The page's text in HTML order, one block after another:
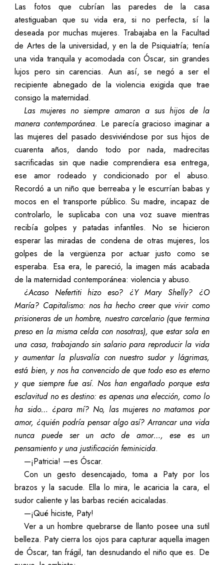
Las fotos que cubrían las paredes de la casa
atestiguaban que su vida era, si no perfecta, sí la
deseada por muchas mujeres. Trabajaba en la Facultad
de Artes de la universidad, y en la de Psiquiatría; tenía
una vida tranquila y acomodada con Óscar, sin grandes
lujos pero sin carencias. Aun así, se negó a ser el
recipiente abnegado de la violencia exigida que trae
consigo la maternidad.
Las mujeres no siempre amaron a sus hijos de la
manera contemporánea. Le parecía gracioso imaginar a
las mujeres del pasado desviviéndose por sus hijos de
cuarenta años, dando todo por nada, madrecitas
sacrificadas sin que nadie comprendiera esa entrega,
ese amor rodeado y condicionado por el abuso.
Recordó a un niño que berreaba y le escurrían babas y
mocos en el transporte público. Su madre, incapaz de
controlarlo, le suplicaba con una voz suave mientras
recibía golpes y patadas infantiles. No se hicieron
esperar las miradas de condena de otras mujeres, los
golpes de la vergüenza por actuar justo como se
esperaba. Esa era, le pareció, la imagen más acabada
de la maternidad contemporánea: violencia y abuso.
¿Acaso Nefertiti hizo eso? ¿Y Mary Shelly? ¿O
María? Capitalismo: nos ha hecho creer que vivir como
prisioneras de un hombre, nuestro carcelario (que termina
preso en la misma celda con nosotras), que estar sola en
una casa, trabajando sin salario para reproducir la vida
y aumentar la plusvalía con nuestro sudor y lágrimas,
está bien, y nos ha convencido de que todo eso es eterno
y que siempre fue así. Nos han engañado porque esta
esclavitud no es destino: es apenas una elección, como lo
ha sido… ¿para mí? No, las mujeres no matamos por
amor, ¿quién podría pensar algo así? Arrancar una vida
nunca puede ser un acto de amor…, ese es un
pensamiento y una justificación feminicida.
—¡Patricia! —es Óscar.
Con un gesto desencajado, toma a Paty por los
brazos y la sacude. Ella lo mira, le acaricia la cara, el
sudor caliente y las barbas recién acicaladas.
—¡Qué hiciste, Paty!
Ver a un hombre quebrarse de llanto posee una sutil
belleza. Paty cierra los ojos para capturar aquella imagen
de Óscar, tan frágil, tan desnudando el niño que es. De